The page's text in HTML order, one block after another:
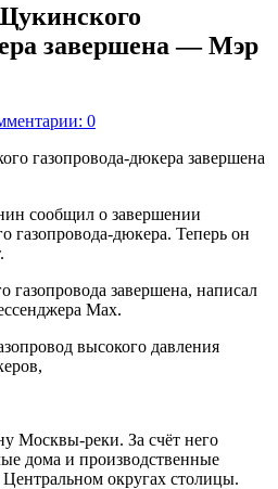
завершена — Мэр
0
сообщил о завершении
газопровода-дюкера. Теперь он
газопровода завершена, написал
Max.
высокого давления
Москвы-реки. За счёт него
дома и производственные
округах столицы.